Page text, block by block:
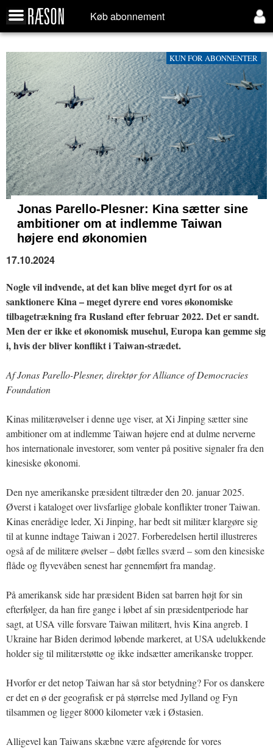
Køb abonnement
KUN FOR ABONNENTER
Jonas Parello-Plesner: Kina sætter sine
ambitioner om at indlemme Taiwan
højere end økonomien
17.10.2024
Nogle vil indvende, at det kan blive meget dyrt for os at
sanktionere Kina – meget dyrere end vores økonomiske
tilbagetrækning fra Rusland efter februar 2022. Det er sandt.
Men der er ikke et økonomisk musehul, Europa kan gemme sig
i, hvis der bliver konflikt i Taiwan-strædet.
Af Jonas Parello-Plesner, direktør for Alliance of Democracies
Foundation
Kinas militærøvelser i denne uge viser, at Xi Jinping sætter sine
ambitioner om at indlemme Taiwan højere end at dulme nerverne
hos internationale investorer, som venter på positive signaler fra den
kinesiske økonomi.
Den nye amerikanske præsident tiltræder den 20. januar 2025.
Øverst i kataloget over livsfarlige globale konflikter troner Taiwan.
Kinas enerådige leder, Xi Jinping, har bedt sit militær klargøre sig
til at kunne indtage Taiwan i 2027. Forberedelsen hertil illustreres
også af de militære øvelser – døbt fælles sværd – som den kinesiske
flåde og flyvevåben senest har gennemført fra mandag.
På amerikansk side har præsident Biden sat barren højt for sin
efterfølger, da han fire gange i løbet af sin præsidentperiode har
sagt, at USA ville forsvare Taiwan militært, hvis Kina angreb. I
Ukraine har Biden derimod løbende markeret, at USA udelukkende
holder sig til militærstøtte og ikke indsætter amerikanske tropper.
Hvorfor er det netop Taiwan har så stor betydning? For os danskere
er det en ø der geografisk er på størrelse med Jylland og Fyn
tilsammen og ligger 8000 kilometer væk i Østasien.
Alligevel kan Taiwans skæbne være afgørende for vores